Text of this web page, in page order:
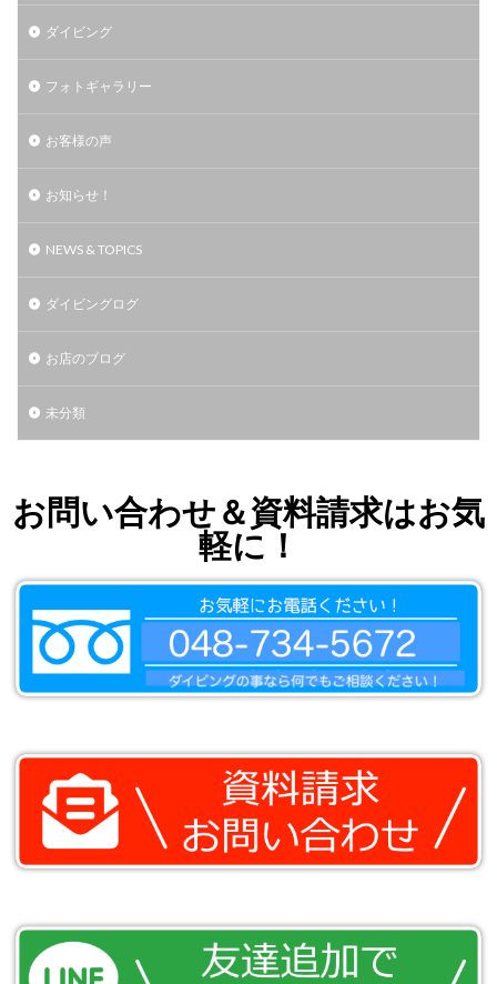
ダイビング
フォトギャラリー
お客様の声
お知らせ！
NEWS & TOPICS
ダイビングログ
お店のブログ
未分類
お問い合わせ＆資料請求はお気
軽に！